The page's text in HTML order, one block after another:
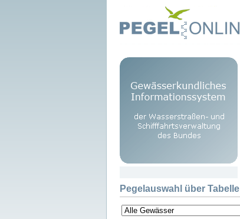
Pegelauswahl über Tabelle